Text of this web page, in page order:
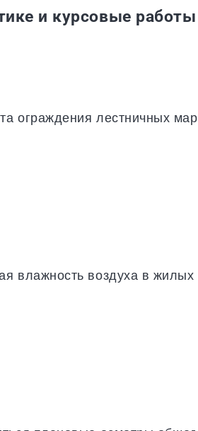
и курсовые
ограждения лестничных
влажность воздуха в